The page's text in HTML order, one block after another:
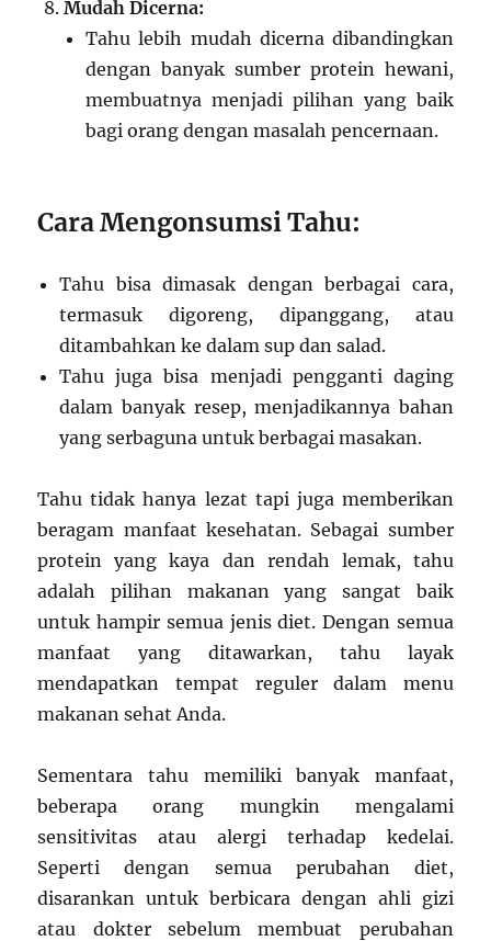
Mudah Dicerna:
Tahu lebih mudah dicerna dibandingkan
dengan banyak sumber protein hewani,
membuatnya menjadi pilihan yang baik
bagi orang dengan masalah pencernaan.
Cara Mengonsumsi Tahu:
Tahu bisa dimasak dengan berbagai cara,
termasuk digoreng, dipanggang, atau
ditambahkan ke dalam sup dan salad.
Tahu juga bisa menjadi pengganti daging
dalam banyak resep, menjadikannya bahan
yang serbaguna untuk berbagai masakan.
Tahu tidak hanya lezat tapi juga memberikan
beragam manfaat kesehatan. Sebagai sumber
protein yang kaya dan rendah lemak, tahu
adalah pilihan makanan yang sangat baik
untuk hampir semua jenis diet. Dengan semua
manfaat yang ditawarkan, tahu layak
mendapatkan tempat reguler dalam menu
makanan sehat Anda.
Sementara tahu memiliki banyak manfaat,
beberapa orang mungkin mengalami
sensitivitas atau alergi terhadap kedelai.
Seperti dengan semua perubahan diet,
disarankan untuk berbicara dengan ahli gizi
atau dokter sebelum membuat perubahan